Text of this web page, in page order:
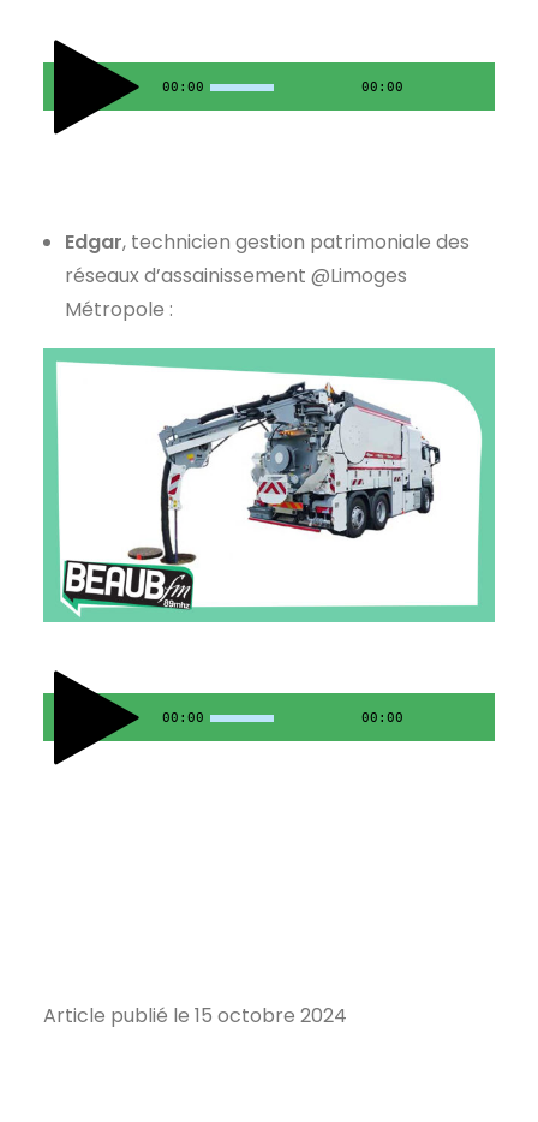
00:00 00:00
Edgar, technicien gestion patrimoniale des
réseaux d’assainissement @Limoges
Métropole :
00:00 00:00
Article publié le 15 octobre 2024